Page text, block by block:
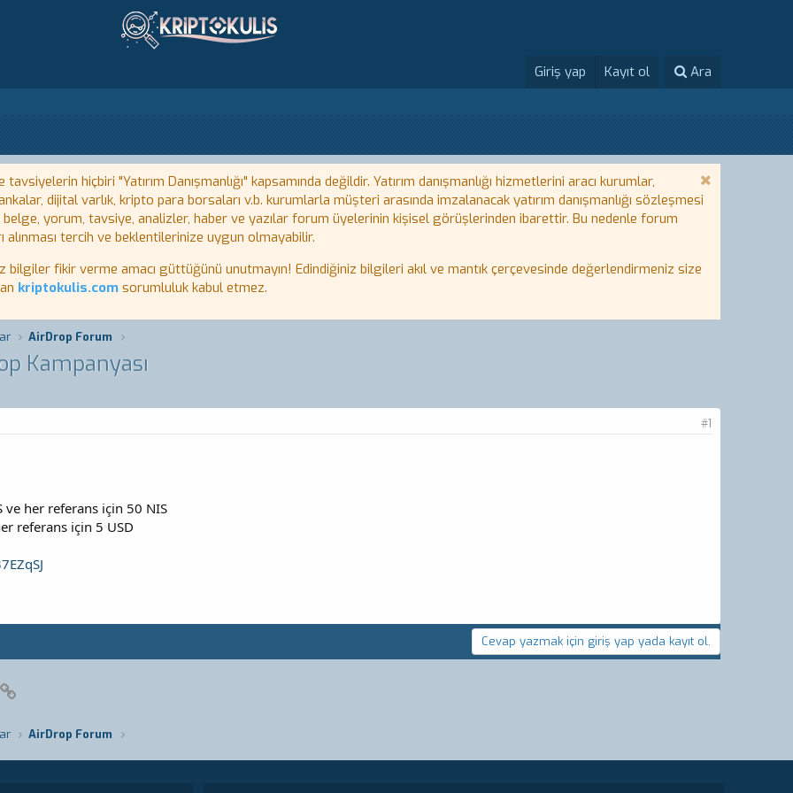
Giriş yap Kayıt ol Ara
hiçbiri "Yatırım Danışmanlığı" kapsamında değildir. Yatırım danışmanlığı hizmetlerini aracı kurumlar,
dijital varlık, kripto para borsaları v.b. kurumlarla müşteri arasında imzalanacak yatırım danışmanlığı sözleşmesi
yorum, tavsiye, analizler, haber ve yazılar forum üyelerinin kişisel görüşlerinden ibarettir. Bu nedenle forum
tercih ve beklentilerinize uygun olmayabilir.
fikir verme amacı güttüğünü unutmayın! Edindiğiniz bilgileri akıl ve mantık çerçevesinde değerlendirmeniz size
kriptokulis.com sorumluluk kabul etmez.
AirDrop Forum
Kampanyası
#1
ve her referans için 50 NIS
referans için 5 USD
Cevap yazmak için giriş yap yada kayıt ol.
AirDrop Forum